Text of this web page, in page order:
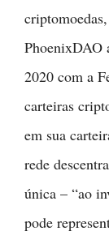
PhoenixDAO
2020 com a
carteiras
em sua
rede
única – “ao
pode